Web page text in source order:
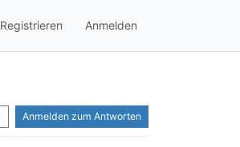
Registrieren Anmelden
Anmelden zum Antworten